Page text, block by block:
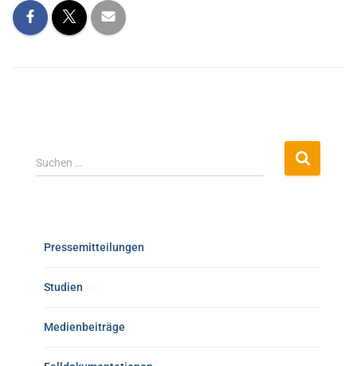
Suchen …
Pressemitteilungen
Studien
Medienbeiträge